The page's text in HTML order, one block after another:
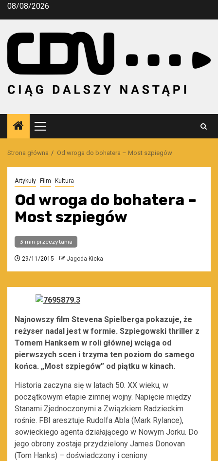
Przejdź
08/08/2026
Menu
główne
Strona główna Od wroga do bohatera – Most szpiegów
Artykuły Film Kultura
Od wroga do bohatera –
Most szpiegów
3 min przeczytania
29/11/2015 Jagoda Kicka
Najnowszy film Stevena Spielberga pokazuje, że
reżyser nadal jest w formie. Szpiegowski thriller z
Tomem Hanksem w roli głównej wciąga od
pierwszych scen i trzyma ten poziom do samego
końca. „Most szpiegów” od piątku w kinach.
Historia zaczyna się w latach 50. XX wieku, w
początkowym etapie zimnej wojny. Napięcie między
Stanami Zjednoczonymi a Związkiem Radzieckim
rośnie. FBI aresztuje Rudolfa Abla (Mark Rylance),
sowieckiego agenta działającego w Nowym Jorku. Do
jego obrony zostaje przydzielony James Donovan
(Tom Hanks) – doświadczony i ceniony